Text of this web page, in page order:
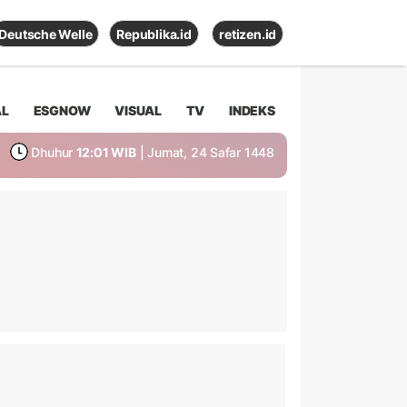
Deutsche Welle Republika.id retizen.id
ESGNOW VISUAL TV INDEKS
Dhuhur 12:01 WIB | Jumat, 24 Safar 1448